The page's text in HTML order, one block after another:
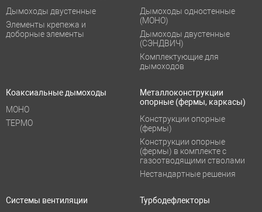
Дымоходы двустенные
Элементы крепежа и
доборные элементы
Дымоходы одностенные
(МОНО)
Дымоходы двустенные
(СЭНДВИЧ)
Комплектующие для
дымоходов
Коаксиальные дымоходы
МОНО
ТЕРМО
Металлоконструкции
опорные (фермы, каркасы)
Конструкции опорные
(фермы)
Конструкции опорные
(фермы) в комплекте с
газоотводящими стволами
Нестандартные решения
Системы вентиляции
Турбодефлекторы